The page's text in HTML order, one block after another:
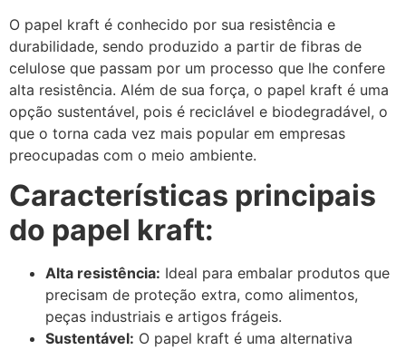
O papel kraft é conhecido por sua resistência e
durabilidade, sendo produzido a partir de fibras de
celulose que passam por um processo que lhe confere
alta resistência. Além de sua força, o papel kraft é uma
opção sustentável, pois é reciclável e biodegradável, o
que o torna cada vez mais popular em empresas
preocupadas com o meio ambiente.
Características principais
do papel kraft:
Alta resistência: Ideal para embalar produtos que
precisam de proteção extra, como alimentos,
peças industriais e artigos frágeis.
Sustentável: O papel kraft é uma alternativa